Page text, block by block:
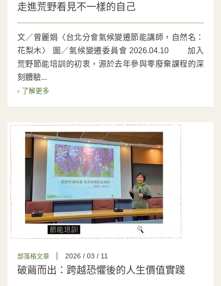
走進荒野看見不一樣的自己
文／曾麗娟〈台北分會氣候變遷節能講師，自然名：
花梨木〉 圖／氣候變遷委員會 2026.04.10 加入
荒野節能培訓的初衷，源於去年參與零廢棄課程的深
刻體驗...
› 了解更多
部落格文章 2026 / 03 / 11
破繭而出：跨越恐懼後的人生價值實踐